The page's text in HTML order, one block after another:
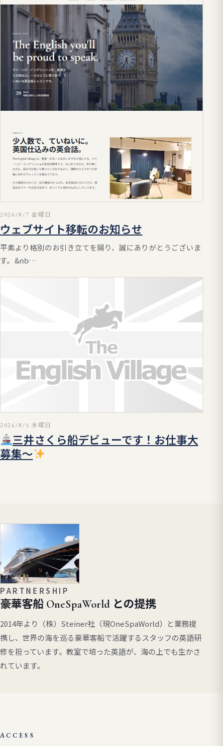
2026/8/7 金曜日
ウェブサイト移転のお知らせ
平素より格別のお引き立てを賜り、誠にありがとうございま
す。&nb…
2026/8/5 水曜日
三井さくら船デビューです！お仕事大
募集～
PARTNERSHIP
豪華客船 OneSpaWorld との提携
2014年より（株）Steiner社（現OneSpaWorld）と業務提
携し、世界の海を巡る豪華客船で活躍するスタッフの英語研
修を担っています。教室で培った英語が、海の上でも生かさ
れています。
ACCESS